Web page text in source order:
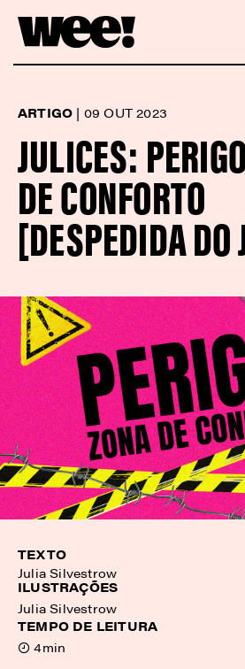
ARTIGO | 09 OUT 2023
JULICES:
DE CONFORTO
[DESPEDIDA
TEXTO
Julia Silvestrow
ILUSTRAÇÕES
Julia Silvestrow
TEMPO DE LEITURA
4min